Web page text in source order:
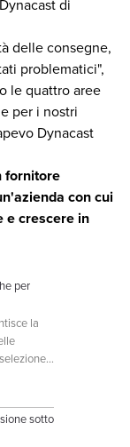
di
delle consegne,
problematici",
le quattro aree
per i nostri
Dynacast
fornitore
con cui
e crescere in
per
la
sotto